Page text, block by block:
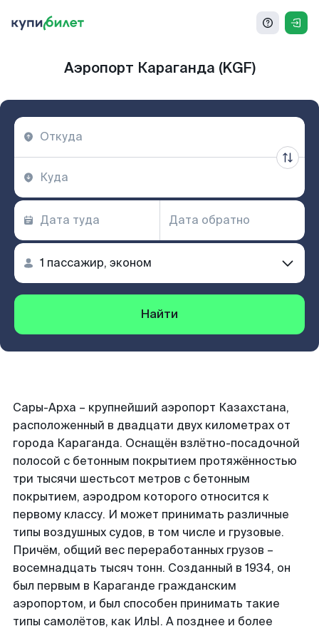
Аэропорт Караганда (KGF)
Найти
Сары-Арха – крупнейший аэропорт Казахстана,
расположенный в двадцати двух километрах от
города Караганда. Оснащён взлётно-посадочной
полосой с бетонным покрытием протяжённостью
три тысячи шестьсот метров с бетонным
покрытием, аэродром которого относится к
первому классу. И может принимать различные
типы воздушных судов, в том числе и грузовые.
Причём, общий вес переработанных грузов –
восемнадцать тысяч тонн. Созданный в 1934, он
был первым в Караганде гражданским
аэропортом, и был способен принимать такие
типы самолётов, как ИлЫ. А позднее и более